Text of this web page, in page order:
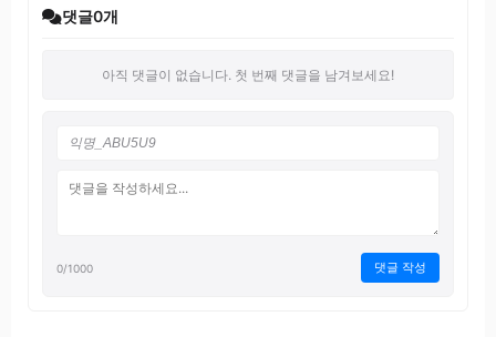
댓글0개
아직 댓글이 없습니다. 첫 번째 댓글을 남겨보세요!
0/1000 댓글 작성